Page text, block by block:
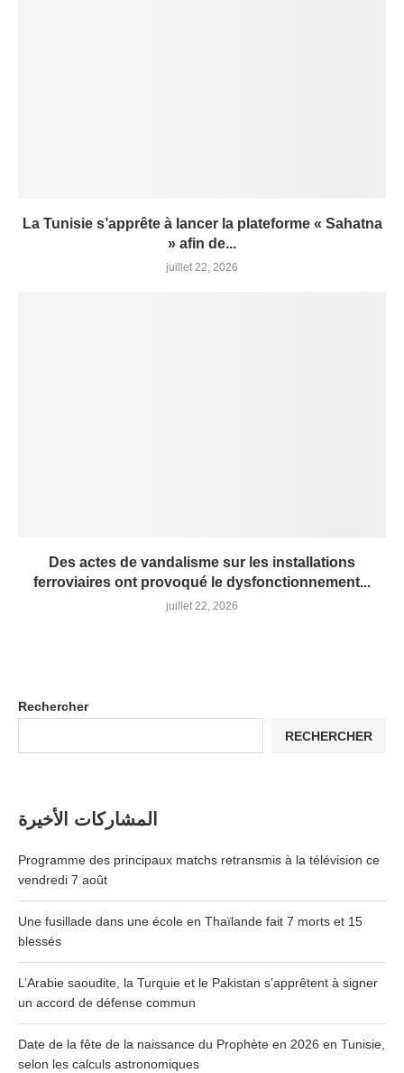
La Tunisie s’apprête à lancer la plateforme « Sahatna
» afin de...
juillet 22, 2026
Des actes de vandalisme sur les installations
ferroviaires ont provoqué le dysfonctionnement...
juillet 22, 2026
Rechercher
RECHERCHER
المشاركات الأخيرة
Programme des principaux matchs retransmis à la télévision ce
vendredi 7 août
Une fusillade dans une école en Thaïlande fait 7 morts et 15
blessés
L’Arabie saoudite, la Turquie et le Pakistan s’apprêtent à signer
un accord de défense commun
Date de la fête de la naissance du Prophète en 2026 en Tunisie,
selon les calculs astronomiques